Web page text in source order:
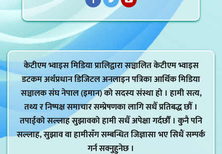
केटीएम भ्वाइस मिडिया प्रालिद्वारा सञ्चालित केटीएम भ्वाइस
डटकम अर्थप्रधान डिजिटल अनलाइन पत्रिका आर्थिक मिडिया
सञ्चालक संघ नेपाल (इमान) को सदस्य संस्था हो । हामी सत्य,
तथ्य र निष्पक्ष समाचार सम्प्रेषणका लागि सधैँ प्रतिबद्ध छौँ ।
तपाईको सल्लाह सुझावको हामी सधैँ अपेक्षा गर्दर्छौं । कुनै पनि
सल्लाह, सुझाव वा हामीसँग सम्बन्धित जिज्ञासा भए सिधैं सम्पर्क
गर्न सक्नुहुनेछ ।